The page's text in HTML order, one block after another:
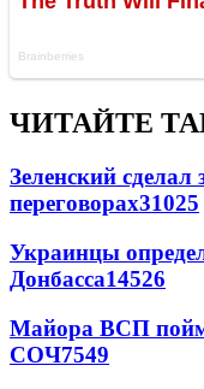
ЧИТАЙТЕ
Зеленский
переговорах31025
Украинцы
Донбасса14526
Майора ВСП
СОЧ7549